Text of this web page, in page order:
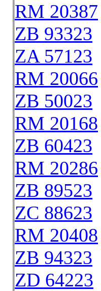
RM 20387
ZB 93323
ZA 57123
RM 20066
ZB 50023
RM 20168
ZB 60423
RM 20286
ZB 89523
ZC 88623
RM 20408
ZB 94323
ZD 64223